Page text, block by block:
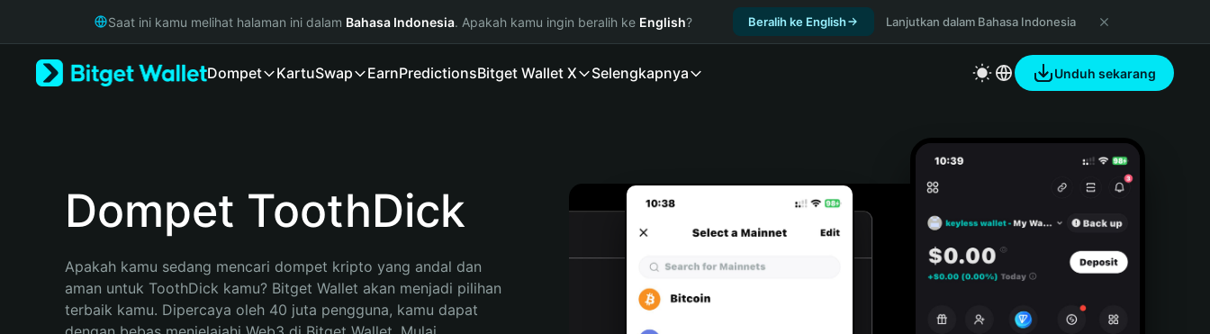
Русский
Bahasa Indonesia
Saat ini kamu melihat halaman ini dalam Bahasa Indonesia. Apakah kamu ingin beralih ke English? Beralih ke English Lanjutkan dalam Bahasa Indonesia
Dompet KartuSwap EarnPredictionsBitget Wallet X Selengkapnya Unduh sekarang
Dompet ToothDick
Apakah kamu sedang mencari dompet kripto yang andal dan
aman untuk ToothDick kamu? Bitget Wallet akan menjadi pilihan
terbaik kamu. Dipercaya oleh 40 juta pengguna, kamu dapat